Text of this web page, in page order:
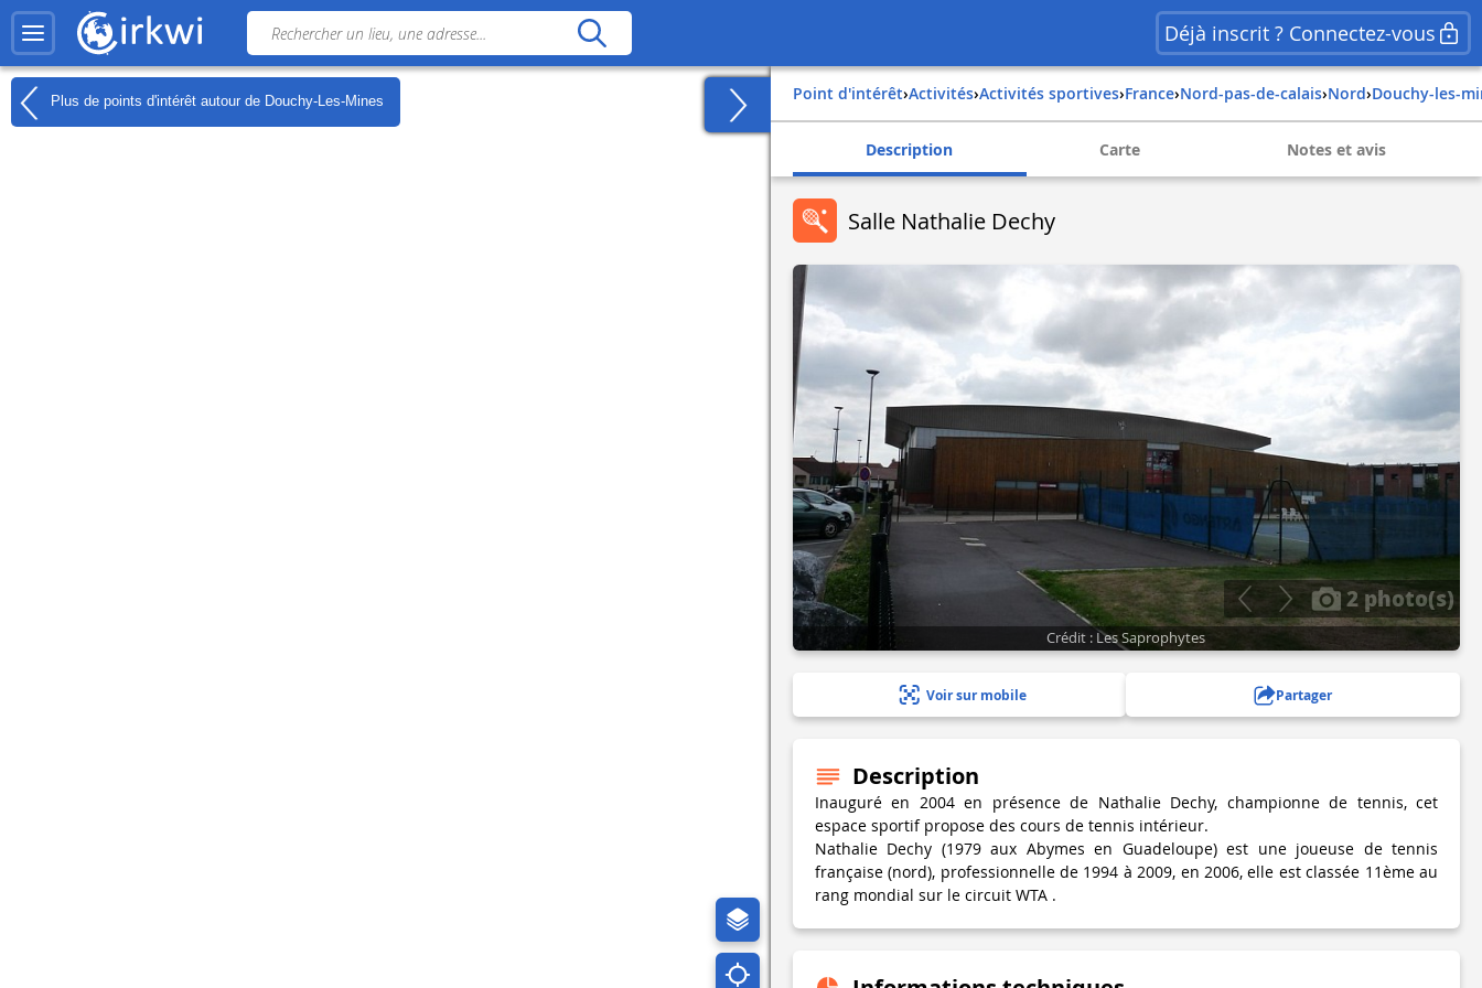
Déjà inscrit ? Connectez-vous
Plus de points d'intérêt autour de Douchy-Les-Mines Point d'intérêt› Activités› Activités sportives› france› nord-pas-de-calais› nord› douchy-les-
Description Carte Notes et avis
Salle Nathalie Dechy
2 photo(s)
Crédit : Les Saprophytes
Voir sur mobile Partager
Description
Inauguré en 2004 en présence de Nathalie Dechy, championne de tennis, cet
espace sportif propose des cours de tennis intérieur.
Nathalie Dechy (1979 aux Abymes en Guadeloupe) est une joueuse de tennis
française (nord), professionnelle de 1994 à 2009, en 2006, elle est classée 11ème au
rang mondial sur le circuit WTA .